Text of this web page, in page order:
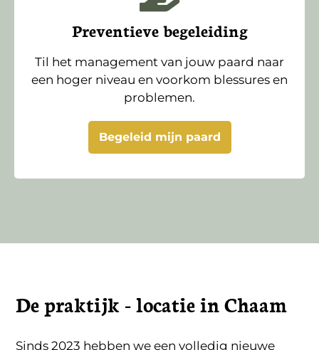
Preventieve begeleiding
Til het management van jouw paard naar
een hoger niveau en voorkom blessures en
problemen.
Begeleid mijn paard
De praktijk - locatie in Chaam
Sinds 2023 hebben we een volledig nieuwe